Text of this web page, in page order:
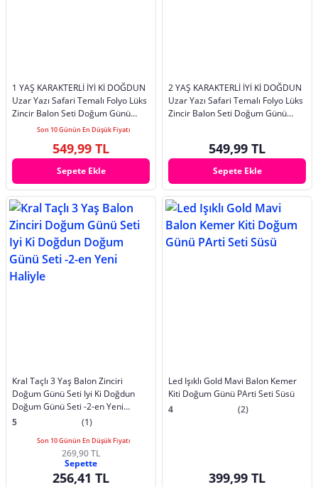
1 YAŞ KARAKTERLİ İYİ Kİ DOĞDUN
Uzar Yazı Safari Temalı Folyo Lüks
Zincir Balon Seti Doğum Günü
Parti SüsüSon 10 Günün En Düşük Fiyatı
549,99 TL
Sepete Ekle
2 YAŞ KARAKTERLİ İYİ Kİ DOĞDUN
Uzar Yazı Safari Temalı Folyo Lüks
Zincir Balon Seti Doğum Günü
549,99 TL
Sepete Ekle
Kral Taçlı 3 Yaş Balon Zinciri
Doğum Günü Seti Iyi Ki Doğdun
Doğum Günü Seti -2-en Yeni
Haliyle
5 (1)
Son 10 Günün En Düşük Fiyatı
269,90 TL
Sepette
256,41 TL
Led Işıklı Gold Mavi Balon Kemer
Kiti Doğum Günü PArti Seti Süsü
4
(2)
399,99 TL